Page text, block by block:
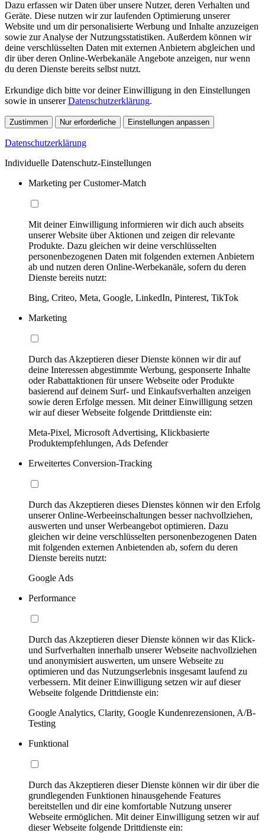
Dazu erfassen wir Daten über unsere Nutzer, deren Verhalten und
Geräte. Diese nutzen wir zur laufenden Optimierung unserer
Website und um dir personalisierte Werbung und Inhalte anzuzeigen
sowie zur Analyse der Nutzungsstatistiken. Außerdem können wir
deine verschlüsselten Daten mit externen Anbietern abgleichen und
dir über deren Online-Werbekanäle Angebote anzeigen, nur wenn
du deren Dienste bereits selbst nutzt.
Erkundige dich bitte vor deiner Einwilligung in den Einstellungen
sowie in unsererDatenschutzerklärung.
Zustimmen Nur erforderliche Einstellungen anpassen
Datenschutzerklärung
Individuelle Datenschutz-Einstellungen
Marketing per Customer-Match
Mit deiner Einwilligung informieren wir dich auch abseits
unserer Website über Aktionen und zeigen dir relevante
Produkte. Dazu gleichen wir deine verschlüsselten
personenbezogenen Daten mit folgenden externen Anbietern
ab und nutzen deren Online-Werbekanäle, sofern du deren
Dienste bereits nutzt:
Bing, Criteo, Meta, Google, LinkedIn, Pinterest, TikTok
Marketing
Durch das Akzeptieren dieser Dienste können wir dir auf
deine Interessen abgestimmte Werbung, gesponserte Inhalte
oder Rabattaktionen für unsere Webseite oder Produkte
basierend auf deinem Surf- und Einkaufsverhalten anzeigen
sowie deren Erfolge messen. Mit deiner Einwilligung setzen
wir auf dieser Webseite folgende Drittdienste ein:
Meta-Pixel, Microsoft Advertising, Klickbasierte
Produktempfehlungen, Ads Defender
Erweitertes Conversion-Tracking
Durch das Akzeptieren dieses Dienstes können wir den Erfolg
unserer Online-Werbeeinschaltungen besser nachvollziehen,
auswerten und unser Werbeangebot optimieren. Dazu
gleichen wir deine verschlüsselten personenbezogenen Daten
mit folgenden externen Anbietenden ab, sofern du deren
Dienste bereits nutzt:
Google Ads
Performance
Durch das Akzeptieren dieser Dienste können wir das Klick-
und Surfverhalten innerhalb unserer Webseite nachvollziehen
und anonymisiert auswerten, um unsere Webseite zu
optimieren und das Nutzungserlebnis insgesamt laufend zu
verbessern. Mit deiner Einwilligung setzen wir auf dieser
Webseite folgende Drittdienste ein:
Google Analytics, Clarity, Google Kundenrezensionen, A/B-
Testing
Funktional
Durch das Akzeptieren dieser Dienste können wir dir über die
grundlegenden Funktionen hinausgehende Features
bereitstellen und dir eine komfortable Nutzung unserer
Webseite ermöglichen. Mit deiner Einwilligung setzen wir auf
dieser Webseite folgende Drittdienste ein: